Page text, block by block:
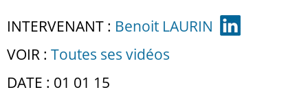
INTERVENANT : Benoit LAURIN
VOIR : Toutes ses vidéos
DATE : 01 01 15